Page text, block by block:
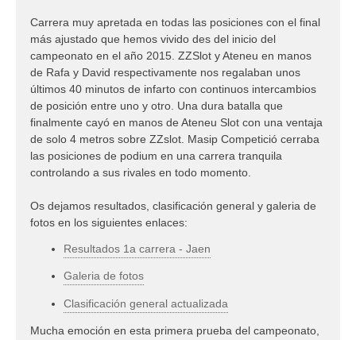
Carrera muy apretada en todas las posiciones con el final
más ajustado que hemos vivido des del inicio del
campeonato en el año 2015. ZZSlot y Ateneu en manos
de Rafa y David respectivamente nos regalaban unos
últimos 40 minutos de infarto con continuos intercambios
de posición entre uno y otro. Una dura batalla que
finalmente cayó en manos de Ateneu Slot con una ventaja
de solo 4 metros sobre ZZslot. Masip Competició cerraba
las posiciones de podium en una carrera tranquila
controlando a sus rivales en todo momento.
Os dejamos resultados, clasificación general y galeria de
fotos en los siguientes enlaces:
Resultados 1a carrera - Jaen
Galeria de fotos
Clasificación general actualizada
Mucha emoción en esta primera prueba del campeonato,